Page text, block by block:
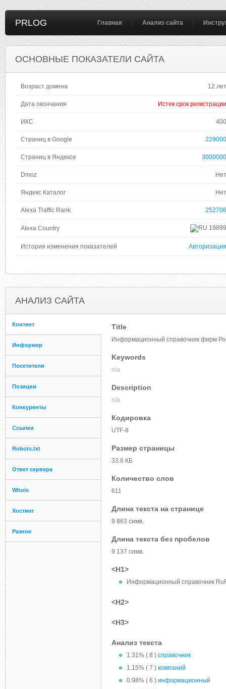
PRLOG Главная Анализ сайта
ОСНОВНЫЕ ПОКАЗАТЕЛИ САЙТА
Возраст домена 12 лет
Дата окончания Истек срок регистрации
ИКС 400
Страниц в Google 229000
Страниц в Яндексе 3000000
Dmoz Нет
Яндекс Каталог Нет
Alexa Traffic Rank 252706
Alexa Country 19899
История изменения показателей Авторизация
АНАЛИЗ САЙТА
Контент
Информер
Посетители
Позиции
Конкуренты
Ссылки
Robots.txt
Ответ сервера
Whois
Хостинг
Разное
Title
Информационный справочник фирм
Keywords
n/a
Description
n/a
Кодировка
UTF-8
Размер страницы
33.6 КБ
Количество слов
611
Длина текста на странице
9 863 симв.
Длина текста без пробелов
9 137 симв.
<H1>
Информационный справочник
<H2>
<H3>
Анализ текста
1.31% ( 8 ) справочник
1.15% ( 7 ) компаний
0.98% ( 6 ) информационный